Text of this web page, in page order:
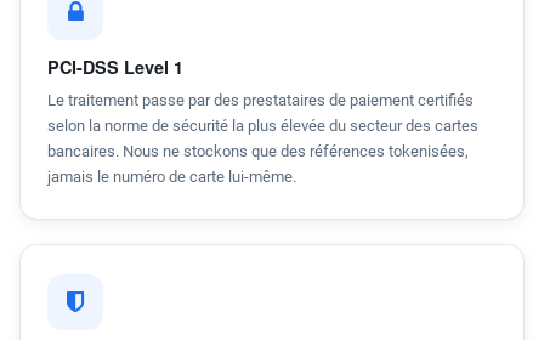
PCI-DSS Level 1
Le traitement passe par des prestataires de paiement certifiés
selon la norme de sécurité la plus élevée du secteur des cartes
bancaires. Nous ne stockons que des références tokenisées,
jamais le numéro de carte lui-même.